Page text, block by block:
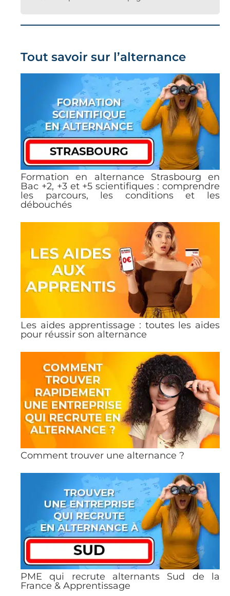
Tout savoir sur l’alternance
Formation en alternance Strasbourg en
Bac +2, +3 et +5 scientifiques : comprendre
les parcours, les conditions et les
débouchés
Les aides apprentissage : toutes les aides
pour réussir son alternance
Comment trouver une alternance ?
PME qui recrute alternants Sud de la
France & Apprentissage